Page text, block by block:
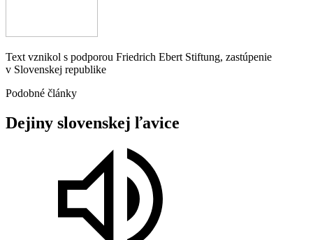
Text vznikol s podporou Friedrich Ebert Stiftung, zastúpenie
v Slovenskej republike
Podobné články
Dejiny slovenskej ľavice